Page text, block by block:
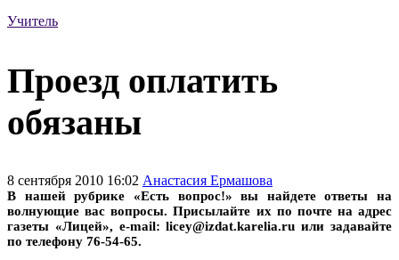
Учитель
Проезд оплатить
обязаны
8 сентября 2010 16:02 Анастасия Ермашова
В нашей рубрике «Есть вопрос!» вы найдете ответы на
волнующие вас вопросы. Присылайте их по почте на адрес
газеты «Лицей», e-mail: licey@izdat.karelia.ru или задавайте
по телефону 76-54-65.